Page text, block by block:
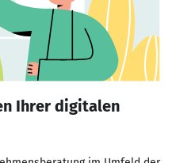
Ihrer digitalen